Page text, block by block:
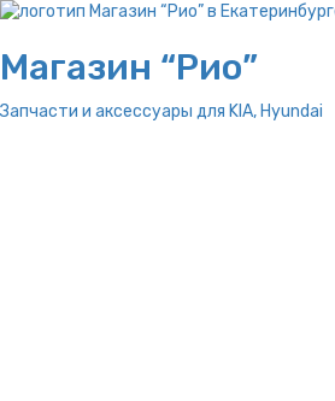
Магазин “Рио”
Запчасти и аксессуары для KIA, Hyundai